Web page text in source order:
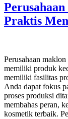
Praktis
Perusahaan
memiliki produk
memiliki fasilitas
Anda dapat fokus
proses produksi
membahas peran,
kosmetik terbaik.